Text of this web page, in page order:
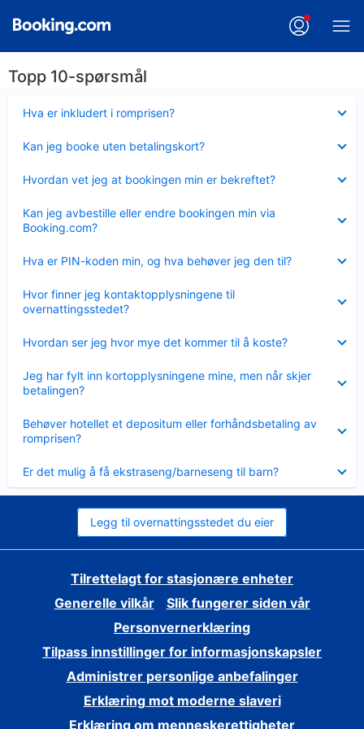
Topp 10-spørsmål
Hva er inkludert i romprisen?
mindre
Kan jeg booke uten betalingskort?
mindre
Hvordan vet jeg at bookingen min er bekreftet?
mindre
Kan jeg avbestille eller endre bookingen min via
Booking.com?
mindre
Hva er PIN-koden min, og hva behøver jeg den til?
mindre
Hvor finner jeg kontaktopplysningene til
overnattingsstedet?
mindre
Hvordan ser jeg hvor mye det kommer til å koste?
mindre
Jeg har fylt inn kortopplysningene mine, men når skjer
betalingen?
mindre
Behøver hotellet et depositum eller forhåndsbetaling av
romprisen?
mindre
Er det mulig å få ekstraseng/barneseng til barn?
mindre
Legg til overnattingsstedet du eier
Tilrettelagt for stasjonære enheter
Generelle vilkår
Slik fungerer siden vår
Personvernerklæring
Tilpass innstillinger for informasjonskapsler
Administrer personlige anbefalinger
Erklæring mot moderne slaveri
Erklæring om menneskerettigheter